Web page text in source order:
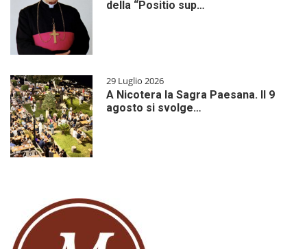
della “Positio sup…
29 Luglio 2026
A Nicotera la Sagra Paesana. Il 9
agosto si svolge…